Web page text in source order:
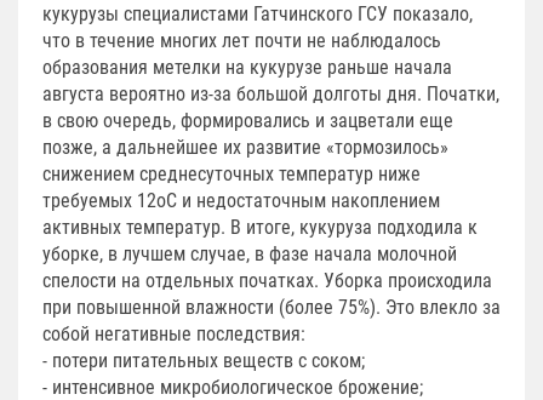
кукурузы специалистами Гатчинского ГСУ показало,
что в течение многих лет почти не наблюдалось
образования метелки на кукурузе раньше начала
августа вероятно из-за большой долготы дня. Початки,
в свою очередь, формировались и зацветали еще
позже, а дальнейшее их развитие «тормозилось»
снижением среднесуточных температур ниже
требуемых 12оС и недостаточным накоплением
активных температур. В итоге, кукуруза подходила к
уборке, в лучшем случае, в фазе начала молочной
спелости на отдельных початках. Уборка происходила
при повышенной влажности (более 75%). Это влекло за
собой негативные последствия:
- потери питательных веществ с соком;
- интенсивное микробиологическое брожение;